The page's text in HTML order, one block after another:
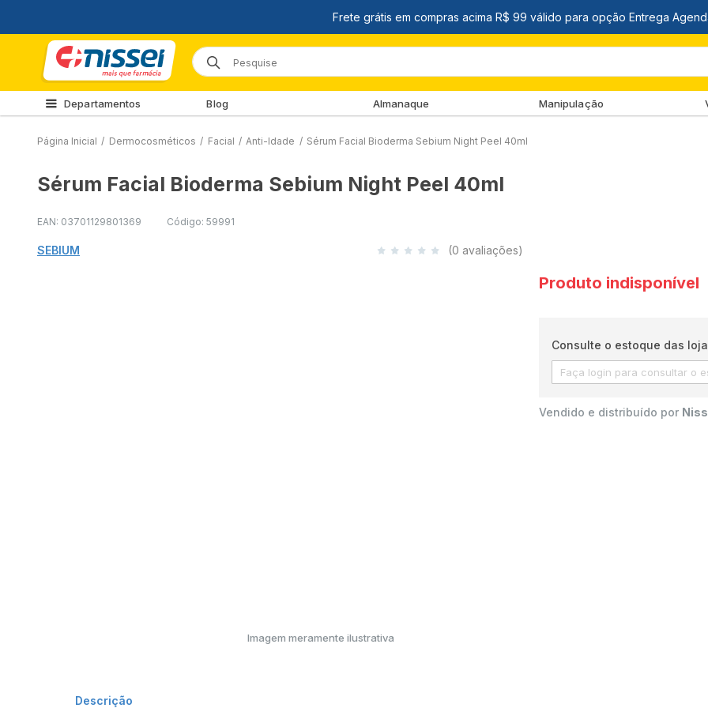
Departamentos Blog Almanaque Manipulação
Página Inicial / Dermocosméticos / Facial / Anti-Idade / Sérum Facial Bioderma Sebium Night Peel 40ml
Sérum Facial Bioderma Sebium Night Peel 40ml
EAN: 03701129801369 Código: 59991
SEBIUM (0 avaliações)
Imagem meramente ilustrativa
Produto indisponível
Consulte o estoque das
Vendido e distribuído por
Descrição